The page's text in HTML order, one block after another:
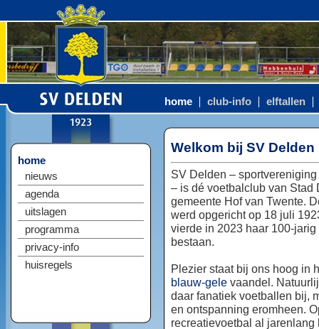
home club-info elftallen
home
nieuws
agenda
uitslagen
programma
privacy-info
huisregels
Welkom bij SV Delden
SV Delden –
– is dé voetbalclub van Stad
gemeente Hof van Twente.
werd opgericht op 18 juli
vierde in 2023 haar 100-jarig
bestaan.
Plezier staat bij ons hoog in
blauw-gele vaandel.
daar fanatiek voetballen bij,
en ontspanning eromheen.
recreatievoetbal al jarenlang